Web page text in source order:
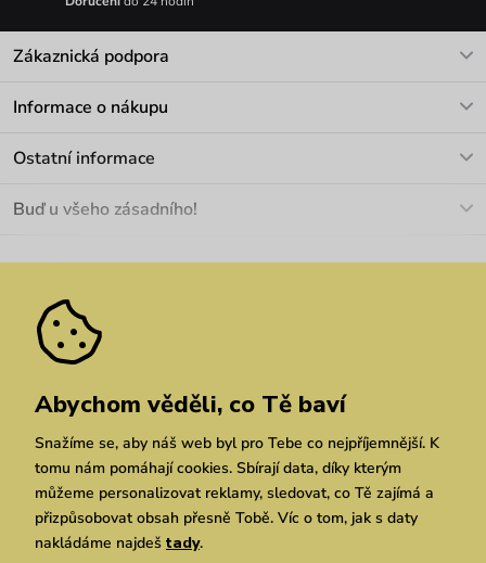
Zákaznická podpora
Informace o nákupu
Materiály a údržba
Pozáruční opravy
Ostatní informace
Velkoobchod
We Care
Dárkové poukazy
Vuchlook
Prodejny
Praha Brno Chrudim
Buď u všeho zásadního!
Zásady ochrany osobních údajů
Abychom věděli, co Tě baví
Snažíme se, aby náš web byl pro Tebe co nejpříjemnější. K
tomu nám pomáhají cookies. Sbírají data, díky kterým
můžeme personalizovat reklamy, sledovat, co Tě zajímá a
přizpůsobovat obsah přesně Tobě. Víc o tom, jak s daty
nakládáme najdeš tady.